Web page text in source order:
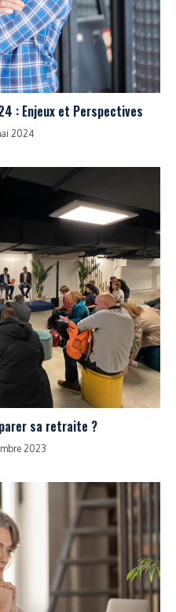
: Enjeux et Perspectives
2024
sa retraite ?
2023